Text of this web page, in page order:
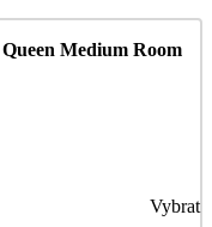
Medium Room
Vybrat